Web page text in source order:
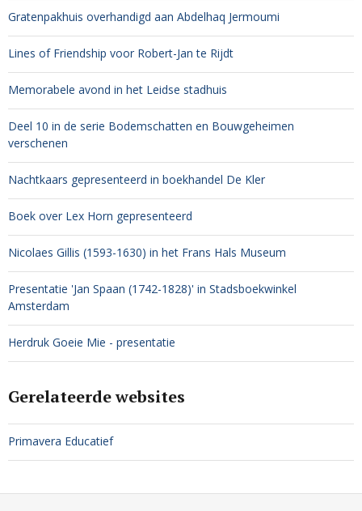
Gratenpakhuis overhandigd aan Abdelhaq Jermoumi
Lines of Friendship voor Robert-Jan te Rijdt
Memorabele avond in het Leidse stadhuis
Deel 10 in de serie Bodemschatten en Bouwgeheimen
verschenen
Nachtkaars gepresenteerd in boekhandel De Kler
Boek over Lex Horn gepresenteerd
Nicolaes Gillis (1593-1630) in het Frans Hals Museum
Presentatie 'Jan Spaan (1742-1828)' in Stadsboekwinkel
Amsterdam
Herdruk Goeie Mie - presentatie
Gerelateerde websites
Primavera Educatief